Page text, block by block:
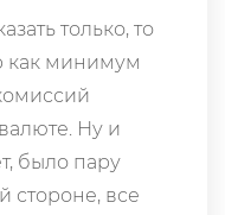
только, то
как минимум
Ну и
было пару
стороне, все